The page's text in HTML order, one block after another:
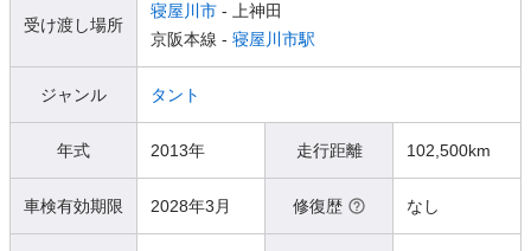
受け渡し場所
寝屋川市 - 上神田
京阪本線 - 寝屋川市駅
ジャンル タント
年式 2013年 走行距離 102,500km
車検有効期限 2028年3月 修復歴 なし